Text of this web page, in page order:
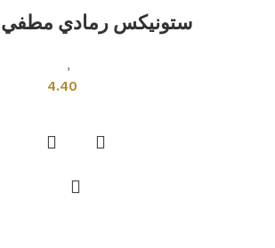
ستونيكس رمادي مطفي
,
4.40